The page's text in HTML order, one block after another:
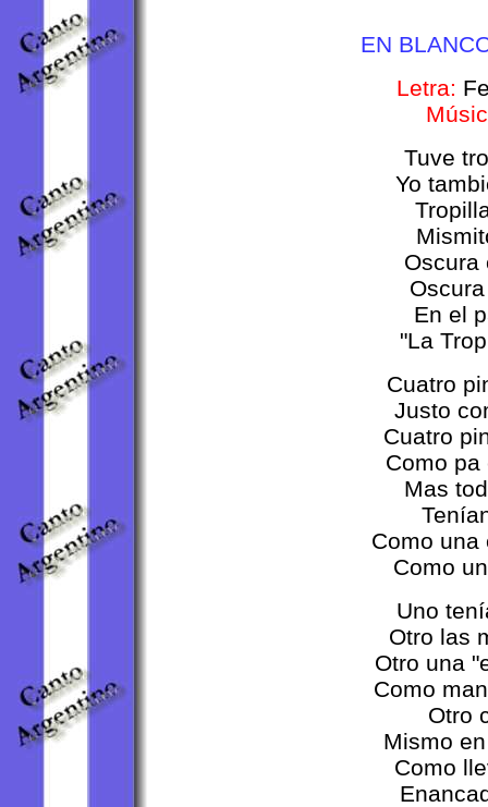
EN
Letra:
Tuve
Yo
Oscura
En el
"La
Cuatro
Justo
Cuatro
Como pa
Mas
Como una
Como
Uno
Otro las
Otro una
Como
Otro
Mismo
Como